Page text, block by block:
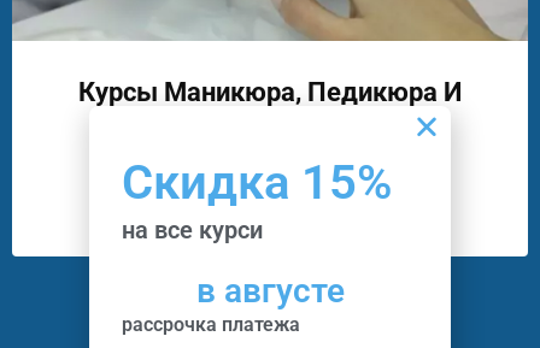
Курсы Маникюра, Педикюра И
Программ
3 Преподавателей
Скидка 15%
на все курси
в августе
рассрочка платежа